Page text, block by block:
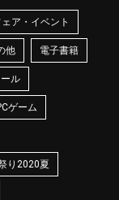
ェア・イベント
他 電子書籍
ル
ゲーム
り2020夏